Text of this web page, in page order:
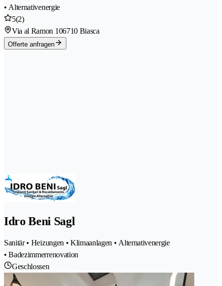
• Alternativenergie
5(2)
Via al Ramon 106710 Biasca
Offerte anfragen
Idro Beni Sagl
Sanitär • Heizungen • Klimaanlagen • Alternativenergie
• Badezimmerrenovation
Geschlossen